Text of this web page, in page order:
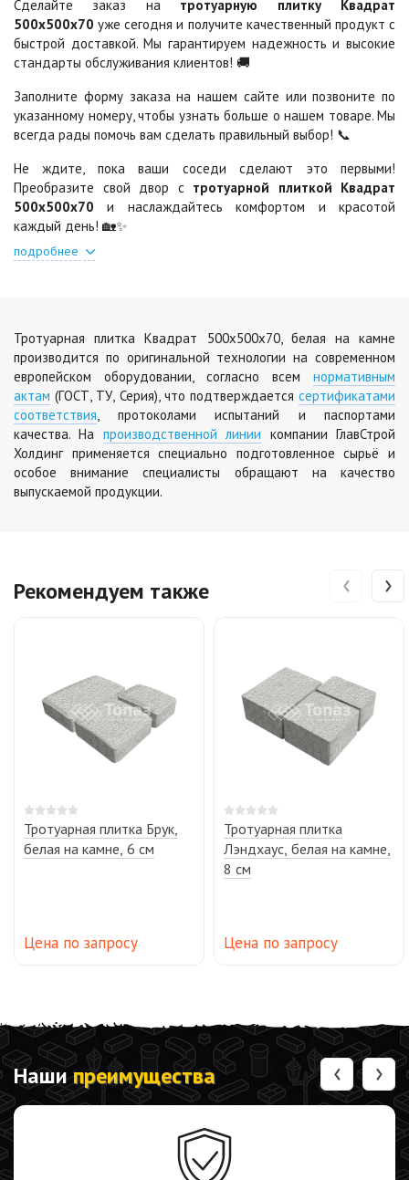
Шафран
Цена по запросу
Янтарь
Цена по запросу
Яшма
Цена по запросу
Сделайте заказ на тротуарную плитку Квадрат
500х500х70 уже сегодня и получите качественный продукт с
быстрой доставкой. Мы гарантируем надежность и высокие
стандарты обслуживания клиентов! 🚚
Заполните форму заказа на нашем сайте или позвоните по
указанному номеру, чтобы узнать больше о нашем товаре. Мы
всегда рады помочь вам сделать правильный выбор! 📞
Не ждите, пока ваши соседи сделают это первыми!
Преобразите свой двор с тротуарной плиткой Квадрат
500х500х70 и наслаждайтесь комфортом и красотой
каждый день! 🏡✨
подробнее
Тротуарная плитка Квадрат 500х500х70, белая на камне
производится по оригинальной технологии на современном
европейском оборудовании, согласно всем нормативным
актам (ГОСТ, ТУ, Серия), что подтверждается сертификатами
соответствия , протоколами испытаний и паспортами
качества. На производственной линии компании ГлавСтрой
Холдинг применяется специально подготовленное сырьё и
особое внимание специалисты обращают на качество
выпускаемой продукции.
Рекомендуем также
Тротуарная плитка Брук,
белая на камне, 6 см
Цена по запросу
Тротуарная плитка
Лэндхаус, белая на камне,
8 см
Цена по запросу
‹ ›
Нашипреимущества ‹ ›